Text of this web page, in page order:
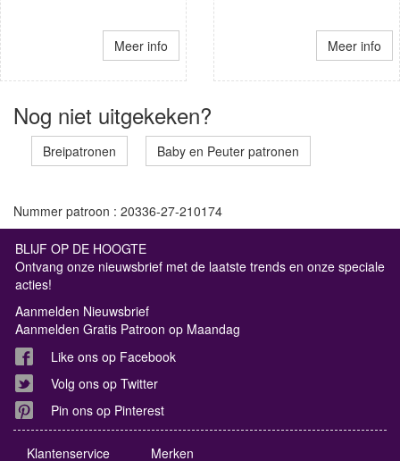
Meer info Meer info
Nog niet uitgekeken?
Breipatronen Baby en Peuter patronen
Nummer patroon : 20336-27-210174
BLIJF OP DE HOOGTE
Ontvang onze nieuwsbrief met de laatste trends en onze speciale
acties!
Aanmelden Nieuwsbrief
Aanmelden Gratis Patroon op Maandag
Like ons op Facebook
Volg ons op Twitter
Pin ons op Pinterest
Klantenservice Merken